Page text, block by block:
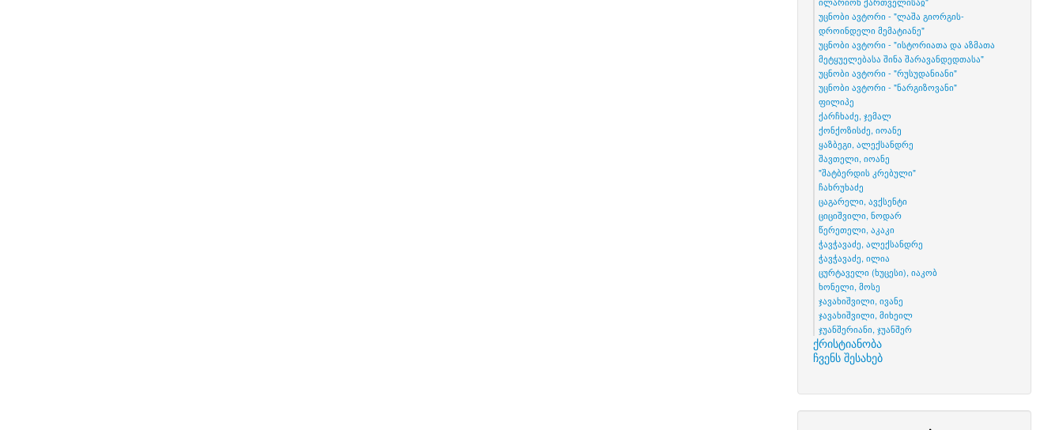
უცნობი ავტორი - "ლაშა გიორგის-
დროინდელი მემატიანე"
უცნობი ავტორი - "ისტორიათა და აზმათა
მეტყუელებასა შინა შარავანდედთასა"
უცნობი ავტორი - "რუსუდანიანი"
უცნობი ავტორი - "ნარგიზოვანი"
ფილიპე
ქარჩხაძე, ჯემალ
ქონქოზისძე, იოანე
ყაზბეგი, ალექსანდრე
შავთელი, იოანე
"შატბერდის კრებული"
ჩახრუხაძე
ცაგარელი, ავქსენტი
ციციშვილი, ნოდარ
წერეთელი, აკაკი
ჭავჭავაძე, ალექსანდრე
ჭავჭავაძე, ილია
ცურტაველი (ხუცესი), იაკობ
ხონელი, მოსე
ჯავახიშვილი, ივანე
ჯავახიშვილი, მიხეილ
ჯუანშერიანი, ჯუანშერ
ქრისტიანობა
ჩვენს შესახებ